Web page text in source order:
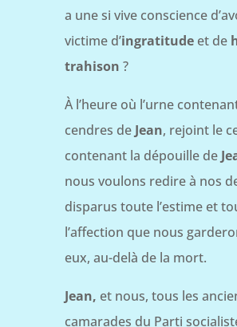
a une si vive conscience
victime d’ingratitudeet de
trahison ?
À l’heure où l’urne
cendres de Jean, rejoint le
contenant la dépouille de
nous voulons redire à nos
disparus toute l’estime et
l’affection que nous
eux, au-delà de la mort.
Jean, et nous, tous les
camarades du Parti